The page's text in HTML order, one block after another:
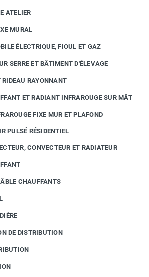
ATELIER
MURAL
ÉLECTRIQUE, FIOUL ET GAZ
SERRE ET BÂTIMENT D'ÉLEVAGE
RIDEAU RAYONNANT
ET RADIANT INFRAROUGE SUR MÂT
FIXE MUR ET PLAFOND
PULSÉ RÉSIDENTIEL
CONVECTEUR ET RADIATEUR
CHAUFFANTS
DE DISTRIBUTION